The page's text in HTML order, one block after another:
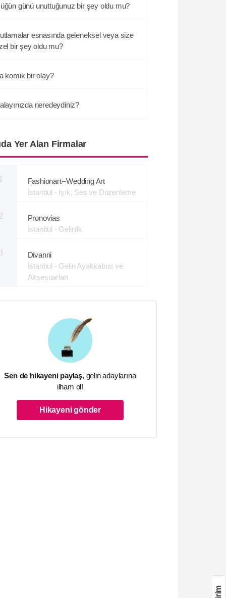
günü unuttuğunuz bir şey oldu mu?
esnasında geleneksel veya size
bir şey oldu mu?
komik bir olay?
neredeydiniz?
Yer Alan Firmalar
1
Fashionart--Wedding Art
İstanbul - Işık, Ses ve Düzenleme
Pronovias
İstanbul - Gelinlik
Divanni
İstanbul - Gelin Ayakkabısı ve
Aksesuarları
Sen de hikayeni paylaş,gelin adaylarına
ilham ol!
Hikayeni gönder